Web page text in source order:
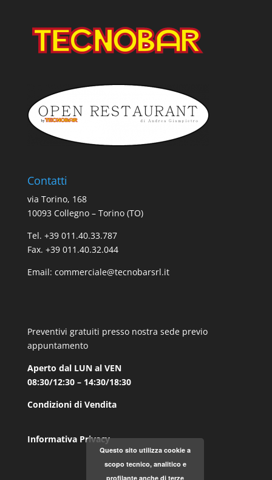
Contatti
via Torino, 168
10093 Collegno – Torino (TO)
Tel. +39 011.40.33.787
Fax. +39 011.40.32.044
Email: commerciale@tecnobarsrl.it
Preventivi gratuiti presso nostra sede previo
appuntamento
Aperto dal LUN al VEN
08:30/12:30 – 14:30/18:30
Condizioni di Vendita
Informativa Privacy
Questo sito utilizza cookie a
scopo tecnico, analitico e
profilante anche di terze